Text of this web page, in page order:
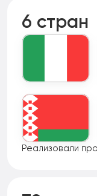
6 стран
Реализовали